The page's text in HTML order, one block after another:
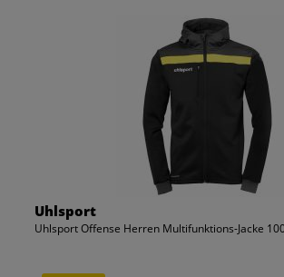
Uhlsport
Uhlsport Offense Herren Multifunktions-Jacke